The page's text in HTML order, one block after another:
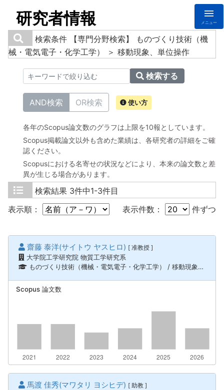
研究者情報 メニュー
検索条件
【専門分野検索】 ものづくり技術（機
械・電気電子・化学工学） ＞ 移動現象、単位操作
検索する
AND検索 OR検索 使い方
各年のScopus論文数のグラフは上限を10報としています。
Scopus掲載論文以外も含めた業績は、各研究者の詳細をご確
認ください。
Scopusにおける名寄せの状況などにより、本来の論文数と差
異が生じる場合があります。
検索結果 3件中1-3件目
表示順：
表示件数： 件ずつ
齋藤 泰洋(サイトウ ヤスヒロ) [ 准教授 ]
大学院工学研究院 物質工学研究系
ものづくり技術（機械・電気電子・化学工学） / 移動現象、単位操作
Scopus 論文数
馬渡 佳秀(マワタリ ヨシヒデ) [ 助教 ]